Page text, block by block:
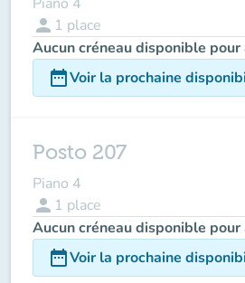
person 1 place
Aucun créneau disponible
date_rangeVoir la prochaine
Posto 207
Piano 4
person 1 place
Aucun créneau disponible
date_rangeVoir la prochaine